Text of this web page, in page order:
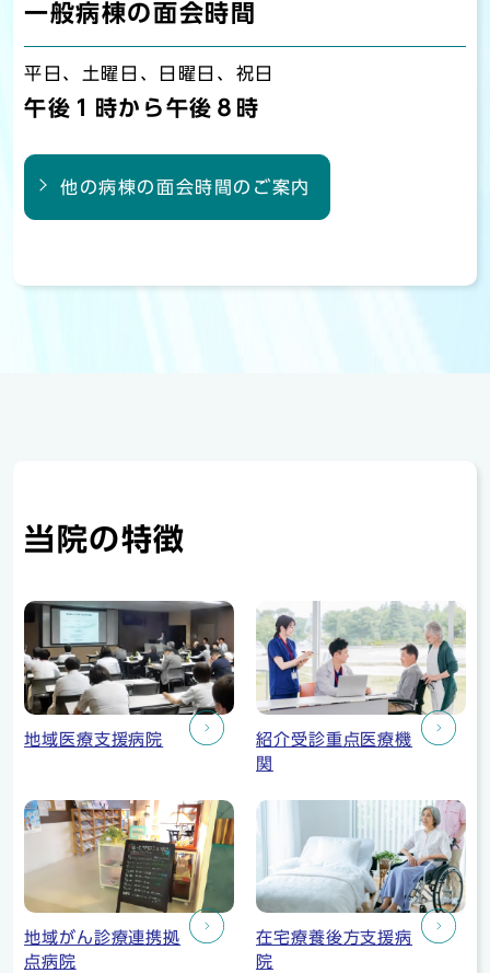
一般病棟の面会時間
平日、土曜日、日曜日、祝日
午後１時から午後８時
他の病棟の面会時間のご案内
当院の特徴
地域医療支援病院
紹介受診重点医療機
関
地域がん診療連携拠
点病院
在宅療養後方支援病
院